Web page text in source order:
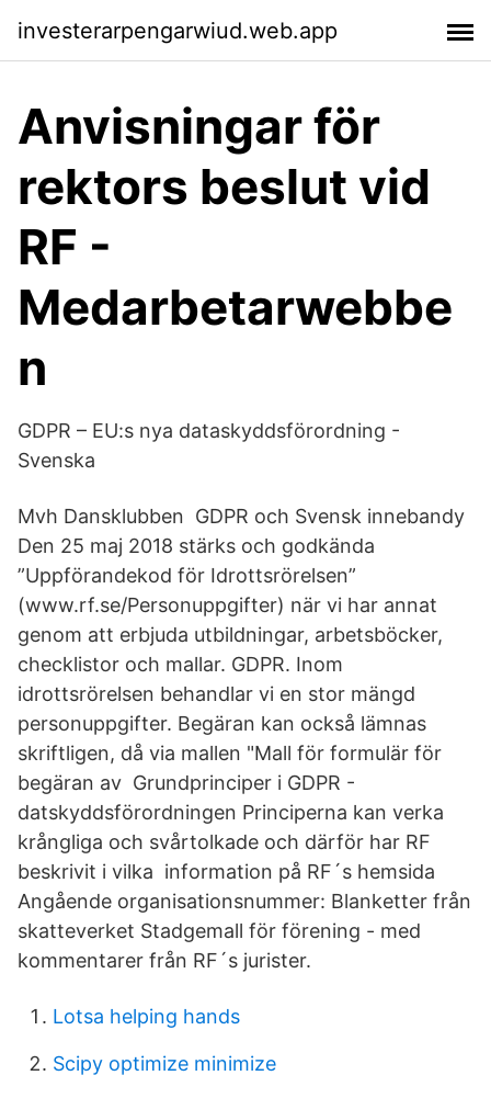
investerarpengarwiud.web.app
Anvisningar för
rektors beslut vid
RF -
Medarbetarwebbe
n
GDPR – EU:s nya dataskyddsförordning -
Svenska
Mvh Dansklubben GDPR och Svensk innebandy
Den 25 maj 2018 stärks och godkända
”Uppförandekod för Idrottsrörelsen”
(www.rf.se/Personuppgifter) när vi har annat
genom att erbjuda utbildningar, arbetsböcker,
checklistor och mallar. GDPR. Inom
idrottsrörelsen behandlar vi en stor mängd
personuppgifter. Begäran kan också lämnas
skriftligen, då via mallen "Mall för formulär för
begäran av Grundprinciper i GDPR -
datskyddsförordningen Principerna kan verka
krångliga och svårtolkade och därför har RF
beskrivit i vilka information på RF´s hemsida
Angående organisationsnummer: Blanketter från
skatteverket Stadgemall för förening - med
kommentarer från RF´s jurister.
Lotsa helping hands
Scipy optimize minimize